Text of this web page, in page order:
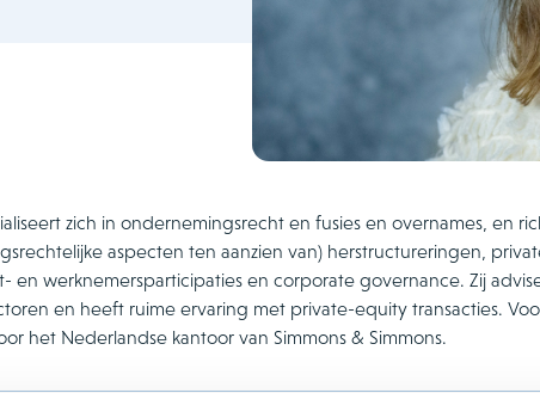
zich in ondernemingsrecht en fusies en overnames, en
aspecten ten aanzien van) herstructureringen,
en werknemersparticipaties en corporate governance. Zij
en heeft ruime ervaring met private-equity transacties.
het Nederlandse kantoor van Simmons & Simmons.